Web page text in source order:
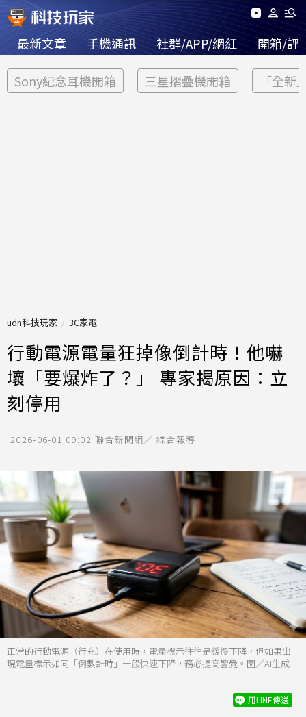
最新文章 手機通訊 社群/APP/網紅 開箱/評
Sony紀念耳機開箱 三星摺疊機開箱 「全新
udn科技玩家 3C家電
行動電源電量狂掉像倒計時！他嚇
壞「要爆炸了？」 專家揭原因：立
刻停用
2026-06-01 09:02 聯合新聞網／ 綜合報導
正常的行動電源（行充）在使用時，電量標示往往是緩慢下降，但如果出
現電量標示如同「倒數計時」一般快速下降，務必提高警覺。圖／AI生成
用LINE傳送